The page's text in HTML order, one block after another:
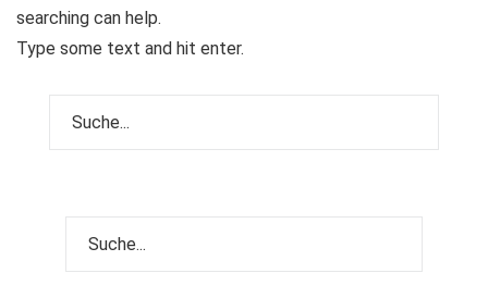
searching can help.
Type some text and hit enter.